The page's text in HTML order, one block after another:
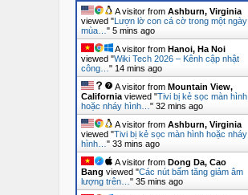
A visitor from Ashburn, Virginia
viewed "Lượn lờ con cá cờ trong một ngày
mùa…" 5 mins ago
A visitor from Hanoi, Ha Noi
viewed "Wiki Tech 2026 – Kênh cập nhật
công…" 14 mins ago
A visitor from Mountain View,
Californiaviewed "Tivi bị kẻ sọc màn hình
hoặc nháy hình…" 32 mins ago
A visitor from Ashburn, Virginia
viewed "Tivi bị kẻ sọc màn hình hoặc nháy
hình…" 33 mins ago
A visitor from Dong Da, Cao
Bang viewed "Các nút bấm tăng giảm âm
lượng trên…" 35 mins ago